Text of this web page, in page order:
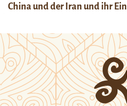
China und der Iran und ihr